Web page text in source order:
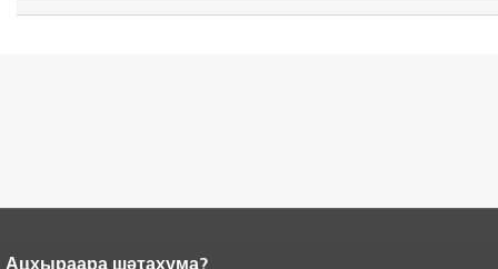
Адаҟьа аҵакы анҵәамҭа.Ари
Ацхыраара шәҭахума?